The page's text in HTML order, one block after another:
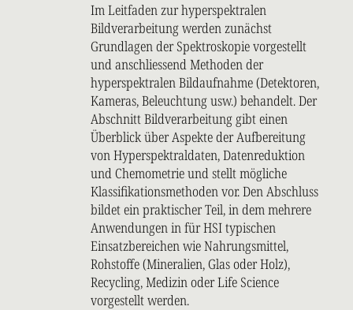
Im Leitfaden zur hyperspektralen
Bildverarbeitung werden zunächst
Grundlagen der Spektroskopie vorgestellt
und anschliessend Methoden der
hyperspektralen Bildaufnahme (Detektoren,
Kameras, Beleuchtung usw.) behandelt. Der
Abschnitt Bildverarbeitung gibt einen
Überblick über Aspekte der Aufbereitung
von Hyperspektraldaten, Datenreduktion
und Chemometrie und stellt mögliche
Klassifikationsmethoden vor. Den Abschluss
bildet ein praktischer Teil, in dem mehrere
Anwendungen in für HSI typischen
Einsatzbereichen wie Nahrungsmittel,
Rohstoffe (Mineralien, Glas oder Holz),
Recycling, Medizin oder Life Science
vorgestellt werden.